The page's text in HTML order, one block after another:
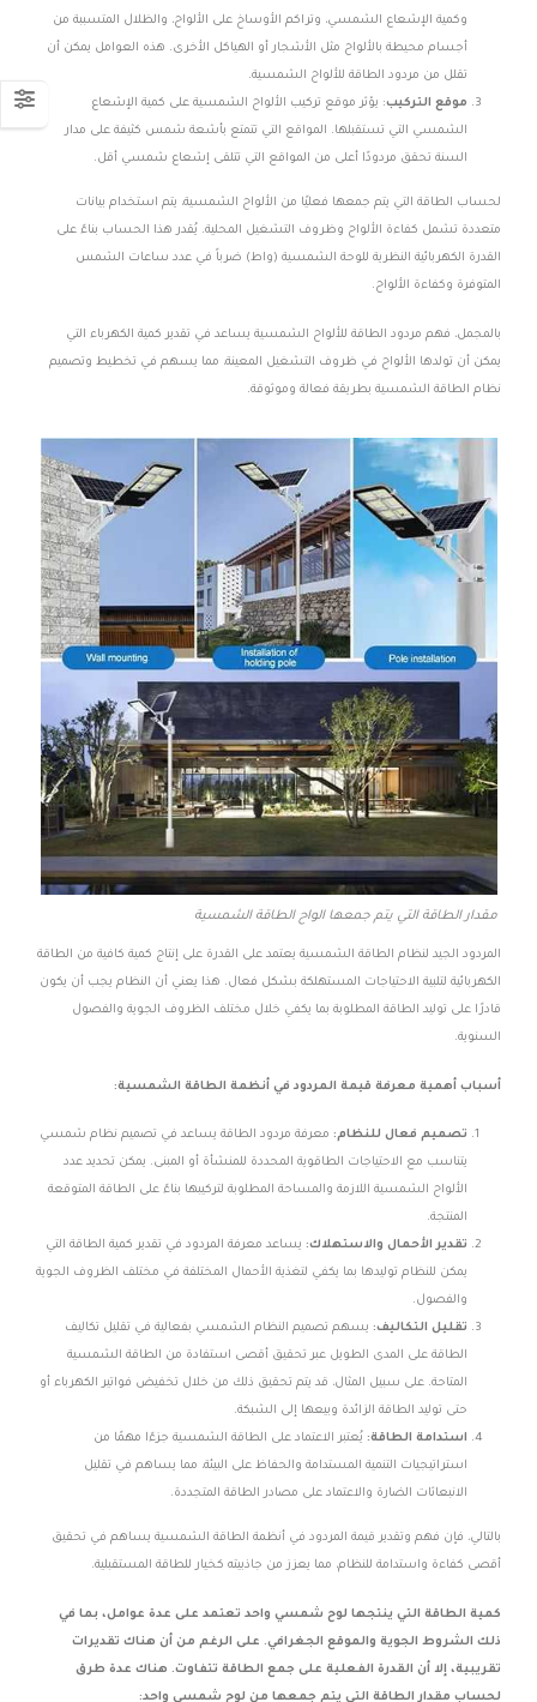
وكمية الإشعاع الشمسي، وتراكم الأوساخ على الألواح، والظلال المتسببة من
أجسام محيطة بالألواح مثل الأشجار أو الهياكل الأخرى. هذه العوامل يمكن أن
تقلل من مردود الطاقة للألواح الشمسية.
موقع التركيب: يؤثر موقع تركيب الألواح الشمسية على كمية الإشعاع
الشمسي التي تستقبلها. المواقع التي تتمتع بأشعة شمس كثيفة على مدار
السنة تحقق مردودًا أعلى من المواقع التي تتلقى إشعاع شمسي أقل.
لحساب الطاقة التي يتم جمعها فعليًا من الألواح الشمسية، يتم استخدام بيانات
متعددة تشمل كفاءة الألواح وظروف التشغيل المحلية. يُقدر هذا الحساب بناءً على
القدرة الكهربائية النظرية للوحة الشمسية (واط) ضرباً في عدد ساعات الشمس
المتوفرة وكفاءة الألواح.
بالمجمل، فهم مردود الطاقة للألواح الشمسية يساعد في تقدير كمية الكهرباء التي
يمكن أن تولدها الألواح في ظروف التشغيل المعينة، مما يسهم في تخطيط وتصميم
نظام الطاقة الشمسية بطريقة فعالة وموثوقة.
مقدار الطاقة التي يتم جمعها الواح الطاقة الشمسية
المردود الجيد لنظام الطاقة الشمسية يعتمد على القدرة على إنتاج كمية كافية من الطاقة
الكهربائية لتلبية الاحتياجات المستهلكة بشكل فعال. هذا يعني أن النظام يجب أن يكون
قادرًا على توليد الطاقة المطلوبة بما يكفي خلال مختلف الظروف الجوية والفصول
السنوية.
أسباب أهمية معرفة قيمة المردود في أنظمة الطاقة الشمسية:
تصميم فعال للنظام: معرفة مردود الطاقة يساعد في تصميم نظام شمسي
يتناسب مع الاحتياجات الطاقوية المحددة للمنشأة أو المبنى. يمكن تحديد عدد
الألواح الشمسية اللازمة والمساحة المطلوبة لتركيبها بناءً على الطاقة المتوقعة
المنتجة.
تقدير الأحمال والاستهلاك: يساعد معرفة المردود في تقدير كمية الطاقة التي
يمكن للنظام توليدها بما يكفي لتغذية الأحمال المختلفة في مختلف الظروف الجوية
والفصول.
تقليل التكاليف: يسهم تصميم النظام الشمسي بفعالية في تقليل تكاليف
الطاقة على المدى الطويل عبر تحقيق أقصى استفادة من الطاقة الشمسية
المتاحة. على سبيل المثال، قد يتم تحقيق ذلك من خلال تخفيض فواتير الكهرباء أو
حتى توليد الطاقة الزائدة وبيعها إلى الشبكة.
استدامة الطاقة: يُعتبر الاعتماد على الطاقة الشمسية جزءًا مهمًا من
استراتيجيات التنمية المستدامة والحفاظ على البيئة، مما يساهم في تقليل
الانبعاثات الضارة والاعتماد على مصادر الطاقة المتجددة.
بالتالي، فإن فهم وتقدير قيمة المردود في أنظمة الطاقة الشمسية يساهم في تحقيق
أقصى كفاءة واستدامة للنظام، مما يعزز من جاذبيته كخيار للطاقة المستقبلية.
كمية الطاقة التي ينتجها لوح شمسي واحد تعتمد على عدة عوامل، بما في
ذلك الشروط الجوية والموقع الجغرافي. على الرغم من أن هناك تقديرات
تقريبية، إلا أن القدرة الفعلية على جمع الطاقة تتفاوت. هناك عدة طرق
لحساب مقدار الطاقة التي يتم جمعها من لوح شمسي واحد: